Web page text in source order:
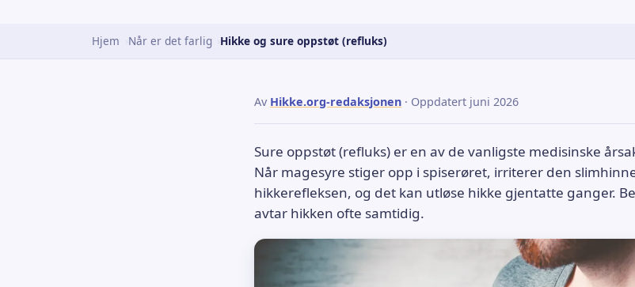
Hjem Når er det farlig Hikke og sure oppstøt (refluks)
Av Hikke.org-redaksjonen · Oppdatert juni 2026
Sure oppstøt (refluks) er en av de vanligste medisinske
Når magesyre stiger opp i spiserøret, irriterer den
hikkerefleksen, og det kan utløse hikke gjentatte ganger.
avtar hikken ofte samtidig.